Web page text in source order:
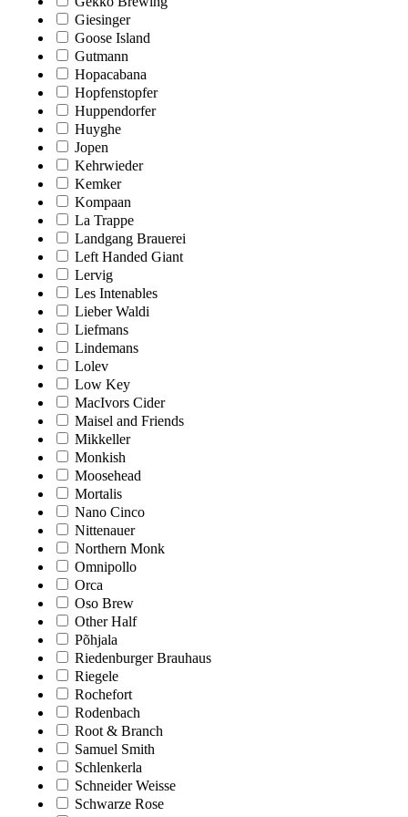
Giesinger
Goose Island
Gutmann
Hopacabana
Hopfenstopfer
Huppendorfer
Huyghe
Jopen
Kehrwieder
Kemker
Kompaan
La Trappe
Landgang Brauerei
Left Handed Giant
Lervig
Les Intenables
Lieber Waldi
Liefmans
Lindemans
Lolev
Low Key
MacIvors Cider
Maisel and Friends
Mikkeller
Monkish
Moosehead
Mortalis
Nano Cinco
Nittenauer
Northern Monk
Omnipollo
Orca
Oso Brew
Other Half
Põhjala
Riedenburger Brauhaus
Riegele
Rochefort
Rodenbach
Root & Branch
Samuel Smith
Schlenkerla
Schneider Weisse
Schwarze Rose